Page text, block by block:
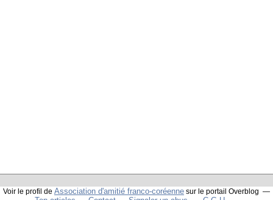
Voir le profil de Association d'amitié franco-coréenne sur le portail Overblog